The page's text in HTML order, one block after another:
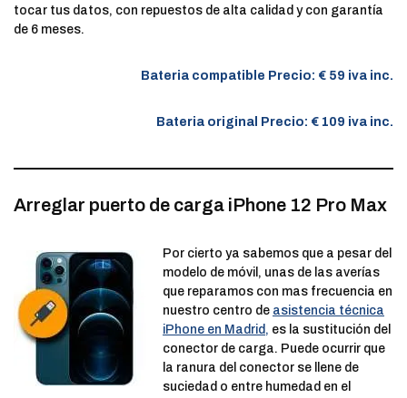
tocar tus datos, con repuestos de alta calidad y con garantía
de 6 meses.
Bateria compatible Precio: € 59 iva inc.
Bateria original Precio: € 109 iva inc.
Arreglar puerto de carga iPhone 12 Pro Max
Por cierto ya sabemos que a pesar del
modelo de móvil, unas de las averías
que reparamos con mas frecuencia en
nuestro centro de asistencia técnica
iPhone en Madrid, es la sustitución del
conector de carga. Puede ocurrir que
la ranura del conector se llene de
suciedad o entre humedad en el